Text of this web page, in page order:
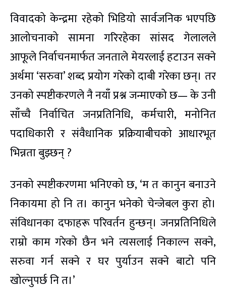
विवादको केन्द्रमा रहेको भिडियो सार्वजनिक भएपछि
आलोचनाको सामना गरिरहेका सांसद गेलालले
आफूले निर्वाचनमार्फत जनताले मेयरलाई हटाउन सक्ने
अर्थमा ‘सरुवा’ शब्द प्रयोग गरेको दाबी गरेका छन्। तर
उनको स्पष्टीकरणले नै नयाँ प्रश्न जन्माएको छ— के उनी
साँच्चै निर्वाचित जनप्रतिनिधि, कर्मचारी, मनोनित
पदाधिकारी र संवैधानिक प्रक्रियाबीचको आधारभूत
भिन्नता बुझ्छन् ?
उनको स्पष्टीकरणमा भनिएको छ, ‘म त कानुन बनाउने
निकायमा हो नि त। कानुन भनेको चेन्जेबल कुरा हो।
संविधानका दफाहरू परिवर्तन हुन्छन्। जनप्रतिनिधिले
राम्रो काम गरेको छैन भने त्यसलाई निकाल्न सक्ने,
सरुवा गर्न सक्ने र घर पुर्याउन सक्ने बाटो पनि
खोल्नुपर्छ नि त।’